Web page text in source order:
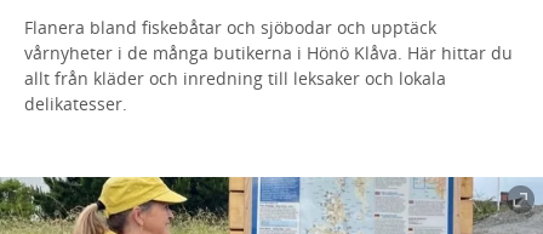
Flanera bland fiskebåtar och sjöbodar och upptäck
vårnyheter i de många butikerna i Hönö Klåva. Här hittar du
allt från kläder och inredning till leksaker och lokala
delikatesser.